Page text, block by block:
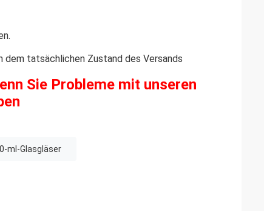
dem tatsächlichen Zustand des Versands
Sie Probleme mit unseren
ml-Glasgläser